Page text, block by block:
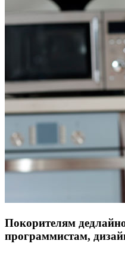
Покорителям
программистам,